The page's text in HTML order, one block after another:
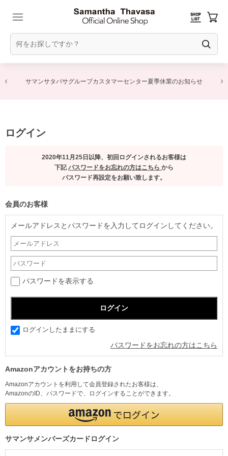
サマンサタバサグループカスタマーセンター夏季休業のお知らせ
ログイン
2020年11月25日以降、初回ログインされるお客様は
下記パスワードをお忘れの方はこちら から
パスワード再設定をお願い致します。
会員のお客様
メールアドレスとパスワードを入力してログインしてください。
パスワードを表示する
ログインしたままにする
パスワードをお忘れの方はこちら
Amazonアカウントをお持ちの方
Amazonアカウントを利用して会員登録されたお客様は、
AmazonのID、パスワードで、ログインすることができます。
サマンサメンバーズカードログイン